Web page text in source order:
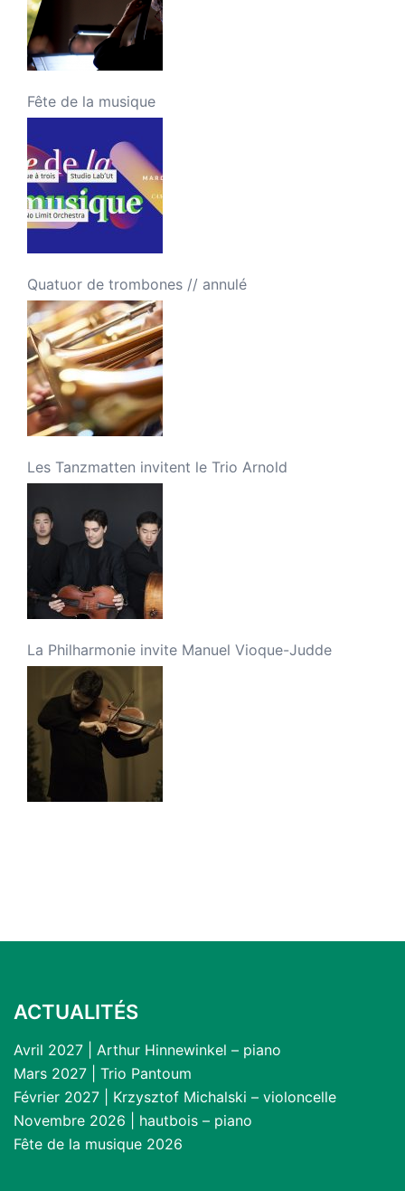
Fête de la musique
Quatuor de trombones // annulé
Les Tanzmatten invitent le Trio Arnold
La Philharmonie invite Manuel Vioque-Judde
ACTUALITÉS
Avril 2027 | Arthur Hinnewinkel – piano
Mars 2027 | Trio Pantoum
Février 2027 | Krzysztof Michalski – violoncelle
Novembre 2026 | hautbois – piano
Fête de la musique 2026